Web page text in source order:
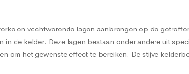
en vochtwerende lagen aanbrengen op de
de kelder. Deze lagen bestaan onder andere uit
om het gewenste effect te bereiken. De stijve